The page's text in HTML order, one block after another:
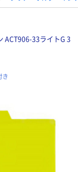
ACT906-33ライトG 3
き